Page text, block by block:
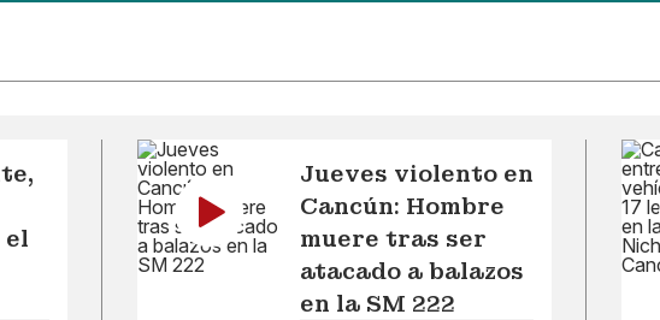
el
Jueves violento en
Cancún: Hombre
muere tras ser
atacado a balazos
en la SM 222